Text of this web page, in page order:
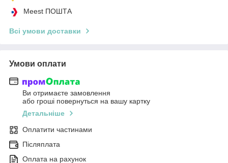
Meest ПОШТА
Всі умови доставки
Умови оплати
Ви отримаєте замовлення
або гроші повернуться на вашу картку
Детальніше
Оплатити частинами
Післяплата
Оплата на рахунок